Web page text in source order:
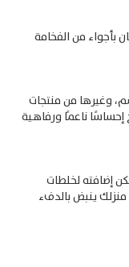
بأجواء من الفخامة
وغيرها من منتجات
إحساسًا ناعمًا ورفاهية
إضافته لخلطات
منزلك ينبض بالدفء